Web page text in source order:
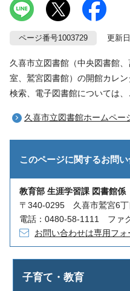
ページ番号1003729 更新日
久喜市立図書館（中央図書館
室、鷲宮図書館）の開館カレ
検索、電子図書館については、
久喜市立図書館ホームペー
このページに関するお問
教育部 生涯学習課 図書館係
〒340-0295 久喜市鷲宮6丁
電話：0480-58-1111 ファ
お問い合わせは専用フォ
子育て・教育